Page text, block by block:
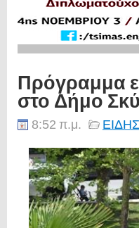
Πρόγραμμα
στο Δήμο
8:52 π.μ.